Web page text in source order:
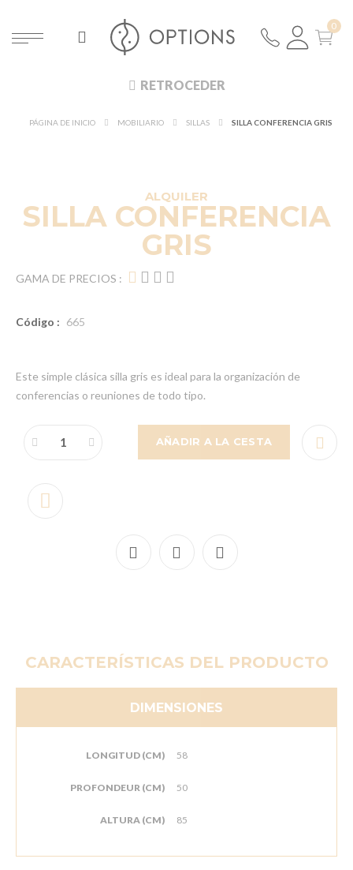
RETROCEDER
PÁGINA DE INICIO MOBILIARIO SILLAS SILLA CONFERENCIA GRIS
ALQUILER
SILLA CONFERENCIA
GRIS
GAMA DE PRECIOS :
Código : 665
Este simple clásica silla gris es ideal para la organización de
conferencias o reuniones de todo tipo.
AÑADIR A LA CESTA
CARACTERÍSTICAS DEL PRODUCTO
DIMENSIONES
LONGITUD (CM) 58
PROFONDEUR (CM) 50
ALTURA (CM) 85